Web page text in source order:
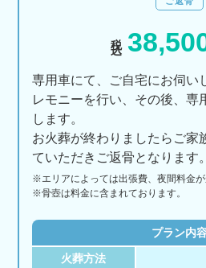
専用車にて、ご自宅にお伺い
レモニーを行い、その後、専
します。
お火葬が終わりましたらご家
ていただきご返骨となります。
※エリアによっては出張費、夜間料金が
※骨壺は料金に含まれております。
プラン内
火葬方法